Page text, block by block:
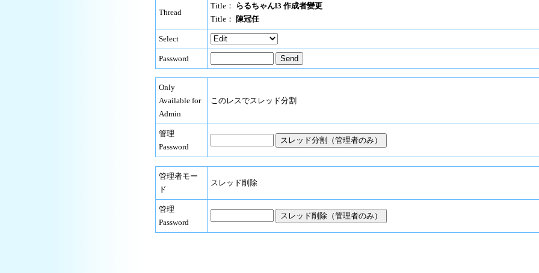
Thread
Title：
らるちゃんl3 作成者變更
Title： 陳冠任
Select
Password
Only
Available for
Admin
このレスでスレッド分割
管理
Password
管理者モー
ド
スレッド削除
管理
Password